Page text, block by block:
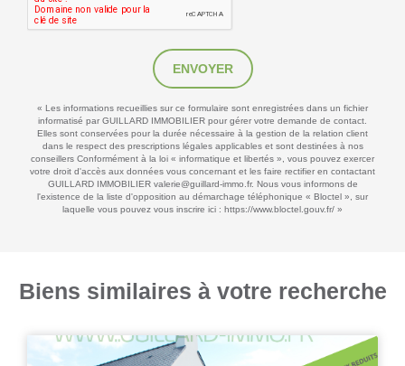
ENVOYER
« Les informations recueillies sur ce formulaire sont enregistrées dans un fichier
informatisé par GUILLARD IMMOBILIER pour gérer votre demande de contact.
Elles sont conservées pour la durée nécessaire à la gestion de la relation client
dans le respect des prescriptions légales applicables et sont destinées à nos
conseillers Conformément à la loi « informatique et libertés », vous pouvez exercer
votre droit d'accès aux données vous concernant et les faire rectifier en contactant
GUILLARD IMMOBILIER valerie@guillard-immo.fr. Nous vous informons de
l'existence de la liste d'opposition au démarchage téléphonique « Bloctel », sur
laquelle vous pouvez vous inscrire ici : https://www.bloctel.gouv.fr/ »
Biens similaires à votre recherche